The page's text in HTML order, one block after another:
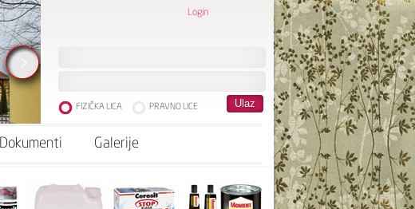
Dokumenti Galerije
Login
FIZIČKA LICA PRAVNO LICE